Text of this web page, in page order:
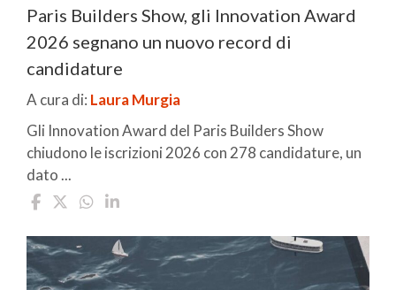
Paris Builders Show, gli Innovation Award
2026 segnano un nuovo record di
candidature
A cura di: Laura Murgia
Gli Innovation Award del Paris Builders Show
chiudono le iscrizioni 2026 con 278 candidature, un
dato ...